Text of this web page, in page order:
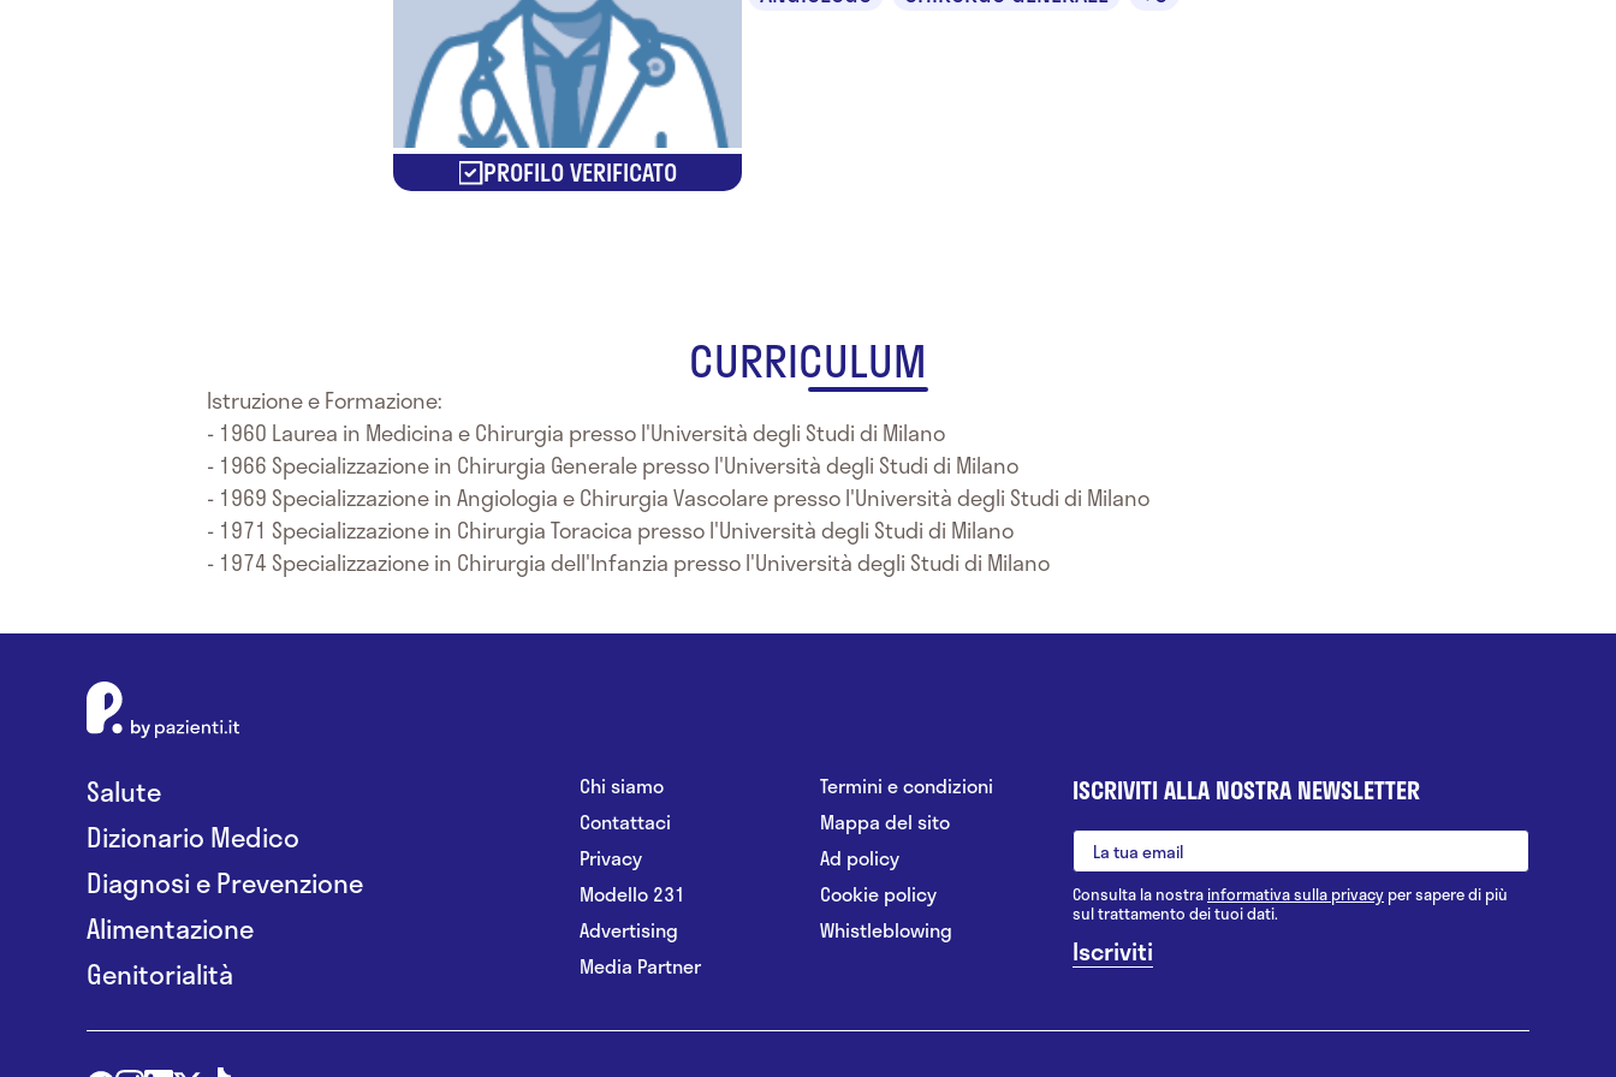
PROFILO VERIFICATO
CURRICULUM
Istruzione e Formazione:
- 1960 Laurea in Medicina e Chirurgia presso l'Università degli Studi di Milano
- 1966 Specializzazione in Chirurgia Generale presso l'Università degli Studi di Milano
- 1969 Specializzazione in Angiologia e Chirurgia Vascolare presso l'Università degli Studi di Milano
- 1971 Specializzazione in Chirurgia Toracica presso l'Università degli Studi di Milano
- 1974 Specializzazione in Chirurgia dell'Infanzia presso l'Università degli Studi di Milano
Salute
Dizionario Medico
Diagnosi e Prevenzione
Alimentazione
Genitorialità
Chi siamo
Contattaci
Privacy
Modello 231
Advertising
Media Partner
Termini e condizioni
Mappa del sito
Ad policy
Cookie policy
Whistleblowing
ISCRIVITI ALLA NOSTRA NEWSLETTER
Consulta la nostrainformativa sulla privacy per sapere di più
sul trattamento dei tuoi dati.